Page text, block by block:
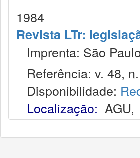
1984
Revista LTr:
Imprenta: São
Referência: v. 48,
Disponibilidade:
Localização: AGU,